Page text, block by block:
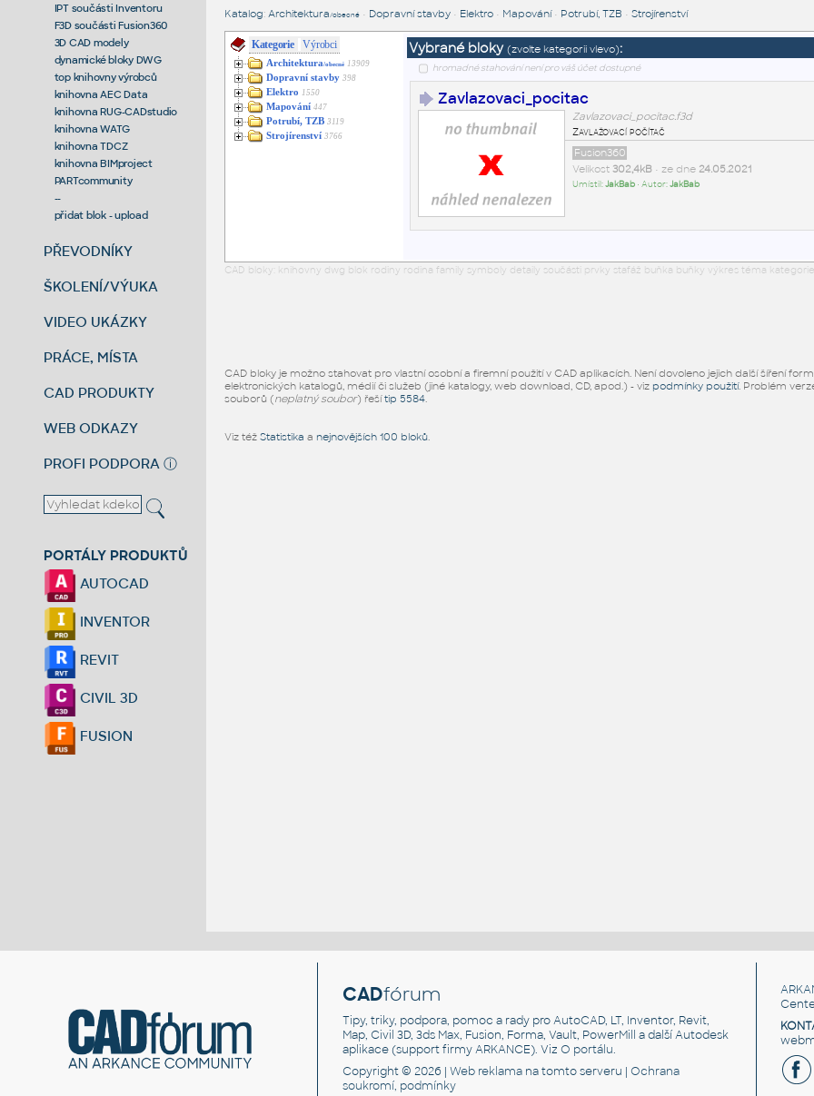
IPT součásti Inventoru
F3D součásti Fusion360
3D CAD modely
dynamické bloky DWG
top knihovny výrobců
knihovna AEC Data
knihovna RUG-CADstudio
knihovna WATG
knihovna TDCZ
knihovna BIMproject
PARTcommunity
--
přidat blok - upload
PŘEVODNÍKY
ŠKOLENÍ/VÝUKA
VIDEO UKÁZKY
PRÁCE, MÍSTA
CAD PRODUKTY
WEB ODKAZY
PROFI PODPORA ⓘ
PORTÁLY PRODUKTŮ
AUTOCAD
INVENTOR
REVIT
CIVIL 3D
FUSION
Katalog: Architektura /obecné• Dopravní stavby• Elektro• Mapování• Potrubí, TZB • Strojírenství
Kategorie Výrobci
Architektura/obecné 13909
Dopravní stavby 398
Elektro 1550
Mapování 447
Potrubí, TZB 3119
Strojírenství 3766
Vybrané bloky (zvolte kategorii vlevo):
hromadné stahování není pro váš účet dostupné
Zavlazovaci_pocitac
Zavlazovaci_pocitac.f3d
Zavlažovací počítač
Fusion360
Velikost 302,4kB• ze dne 24.05.2021
Umístil:JakBab• Autor:JakBab
CAD bloky: knihovny dwg blok rodiny rodina family symboly detaily součásti prvky stafáž buňka buňky výkres téma
CAD bloky je možno stahovat pro vlastní osobní a firemní použití v CAD aplikacích. Není dovoleno jejich další šíření
elektronických katalogů, médií či služeb (jiné katalogy, web download, CD, apod.) - viz podmínky použití. Problém
souborů (neplatný soubor) řešítip 5584.
Viz též Statistika a nejnovějších 100 bloků.
CADfórum
Tipy, triky, podpora, pomoc a rady pro AutoCAD, LT, Inventor, Revit,
Map, Civil 3D, 3ds Max, Fusion, Forma, Vault, PowerMill a další Autodesk
aplikace (support firmy ARKANCE). VizO portálu.
Copyright © 2026 |Web reklama na tomto serveru |Ochrana
soukromí, podmínky